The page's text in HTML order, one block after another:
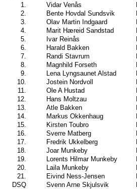
1.
Vidar Venås
2.
Bente Hovdal Sundsvik
3.
Olav Martin Indgaard
4.
Marit Hæreid Sandstad
5.
Ivar Reinås
6.
Harald Bakken
7.
Randi Stavrum
8.
Magnhild Forseth
9.
Lena Lyngsaunet Alstad
10.
Jostein Nordvoll
11.
Ole A Hustad
12.
Hans Moltzau
13.
Atle Bakken
14.
Markus Okkenhaug
15.
Kirsten Toubro
16.
Sverre Matberg
17.
Fredrik Ukkelberg
18.
Joar Munkeby
19.
Lorents Hilmar Munkeby
20.
Laila Munkeby
21.
Eivind Ness-Jensen
DSQ
Svenn Arne Skjulsvik